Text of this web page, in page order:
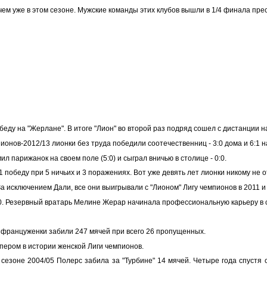
уже в этом сезоне. Мужские команды этих клубов вышли в 1/4 финала
на "Жерлане". В итоге "Лион" во второй раз подряд сошел с дистанции
2012/13 лионки без труда победили соотечественниц - 3:0 дома и 6:1
на своем поле (5:0) и сыграл вничью в столице - 0:0.
при 5 ничьих и 3 поражениях. Вот уже девять лет лионки никому не
Дали, все они выигрывали с "Лионом" Лигу чемпионов в 2011 и
вратарь Мелине Жерар начинала профессиональную карьеру в
забили 247 мячей при всего 26 пропущенных.
в истории женской Лиги чемпионов.
2004/05 Полерс забила за "Турбине" 14 мячей. Четыре года